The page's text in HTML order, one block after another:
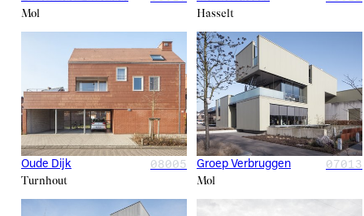
Mol
Hasselt
Oude Dijk
08005
Turnhout
Groep Verbruggen
07013
Mol